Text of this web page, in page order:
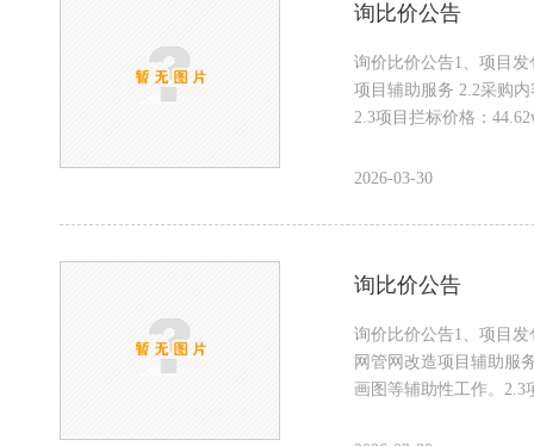
询比价公告
询价比价公告1、项目
项目辅助服务 2.2采购
2.3项目拦标价格：
2026-03-30
询比价公告
询价比价公告1、项目
网管网改造项目辅助服
画图等辅助性工作。2.3